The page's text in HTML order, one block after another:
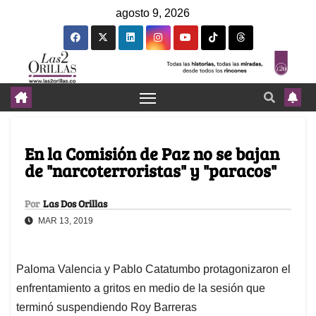
agosto 9, 2026
En la Comisión de Paz no se bajan
de "narcoterroristas" y "paracos"
Por Las Dos Orillas
MAR 13, 2019
Paloma Valencia y Pablo Catatumbo protagonizaron el
enfrentamiento a gritos en medio de la sesión que
terminó suspendiendo Roy Barreras